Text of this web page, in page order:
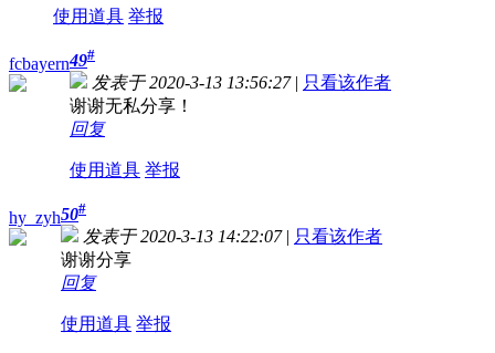
使用道具 举报
fcbayern49#
发表于 2020-3-13 13:56:27 | 只看该作者
谢谢无私分享！
回复
使用道具 举报
hy_zyh50#
发表于 2020-3-13 14:22:07 | 只看该作者
谢谢分享
回复
使用道具 举报